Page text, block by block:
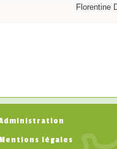
Florentine
Mentions légales